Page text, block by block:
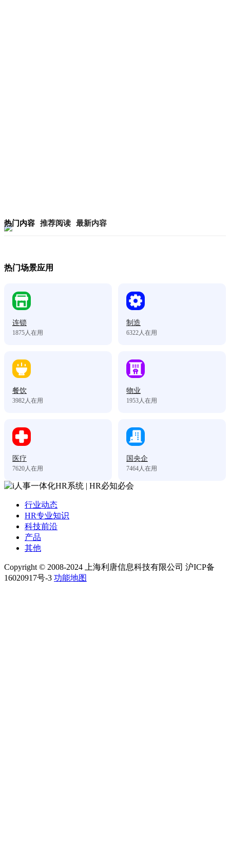
热门内容 推荐阅读 最新内容
热门场景应用
连锁
1875人在用
制造
6322人在用
餐饮
3982人在用
物业
1953人在用
医疗
7620人在用
国央企
7464人在用
行业动态
HR专业知识
科技前沿
产品
其他
Copyright © 2008-2024 上海利唐信息科技有限公司 沪ICP备
16020917号-3 功能地图